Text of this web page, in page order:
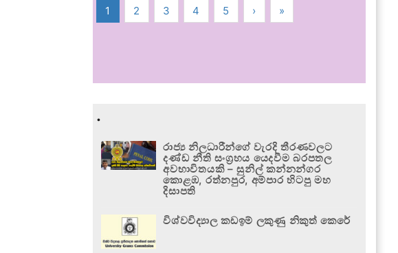
1 2 3 4 5 › »
.
රාජ්‍ය නිලධාරීන්ගේ වැරදි තීරණවලට
දණ්ඩ නීති සංග්‍රහය යෙදවීම බරපතල
අවභාවිතයකි – සුනිල් කන්නන්ගර
කොළඹ, රත්නපුර, අම්පාර හිටපු මහ
දිසාපති
විශ්වවිද්‍යාල කඩඉම් ලකුණු නිකුත් කෙරේ